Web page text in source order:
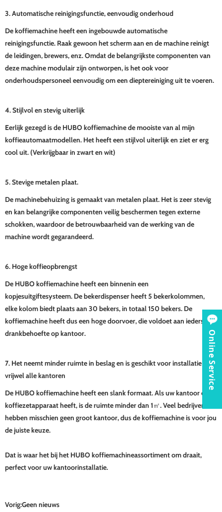
3. Automatische reinigingsfunctie, eenvoudig onderhoud
De koffiemachine heeft een ingebouwde automatische
reinigingsfunctie. Raak gewoon het scherm aan en de machine reinigt
de leidingen, brewers, enz. Omdat de belangrijkste componenten van
deze machine modulair zijn ontworpen, is het ook voor
onderhoudspersoneel eenvoudig om een ​​dieptereiniging uit te voeren.
4. Stijlvol en stevig uiterlijk
Eerlijk gezegd is de HUBO koffiemachine de mooiste van al mijn
koffieautomaatmodellen. Het heeft een stijlvol uiterlijk en ziet er erg
cool uit. (Verkrijgbaar in zwart en wit)
5. Stevige metalen plaat.
De machinebehuizing is gemaakt van metalen plaat. Het is zeer stevig
en kan belangrijke componenten veilig beschermen tegen externe
schokken, waardoor de betrouwbaarheid van de werking van de
machine wordt gegarandeerd.
6. Hoge koffieopbrengst
De HUBO koffiemachine heeft een binnenin een
kopjesuitgiftesysteem. De bekerdispenser heeft 5 bekerkolommen,
elke kolom biedt plaats aan 30 bekers, in totaal 150 bekers. De
koffiemachine heeft dus een hoge doorvoer, die voldoet aan ieders
drankbehoefte op kantoor.
7. Het neemt minder ruimte in beslag en is geschikt voor installatie in
vrijwel alle kantoren
De HUBO koffiemachine heeft een slank formaat. Als uw kantoor een
koffiezetapparaat heeft, is de ruimte minder dan 1㎡. Veel bedrijven
hebben misschien geen groot kantoor, dus de koffiemachine is voor jou
de juiste keuze.
Dat is waar het bij het HUBO koffiemachineassortiment om draait,
perfect voor uw kantoorinstallatie.
Vorig:Geen nieuws
Online Service